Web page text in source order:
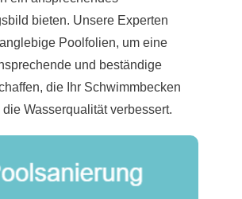
bieten. Unsere Experten
Poolfolien, um eine
und beständige
die Ihr Schwimmbecken
Wasserqualität verbessert.